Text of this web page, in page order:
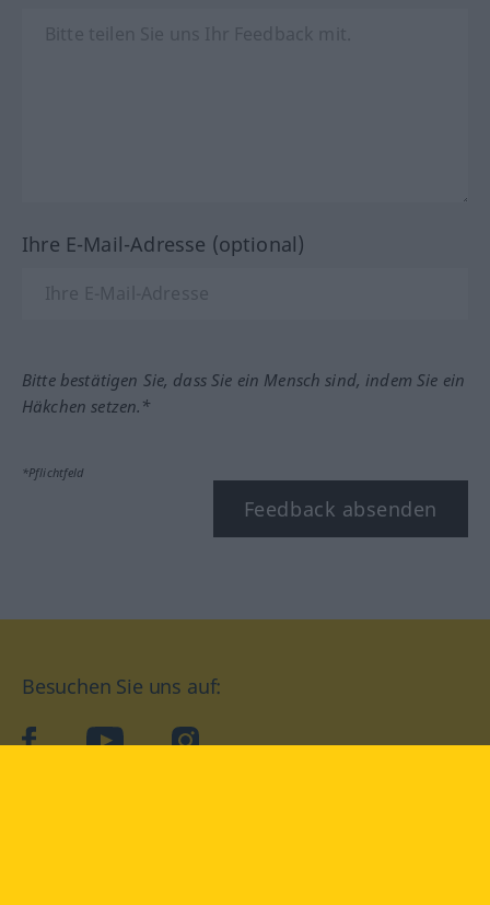
Ihre E-Mail-Adresse (optional)
Bitte bestätigen Sie, dass Sie ein Mensch sind, indem Sie ein
Häkchen setzen.*
*Pflichtfeld
Feedback absenden
Besuchen Sie uns auf:
facebookYouTube Instagram